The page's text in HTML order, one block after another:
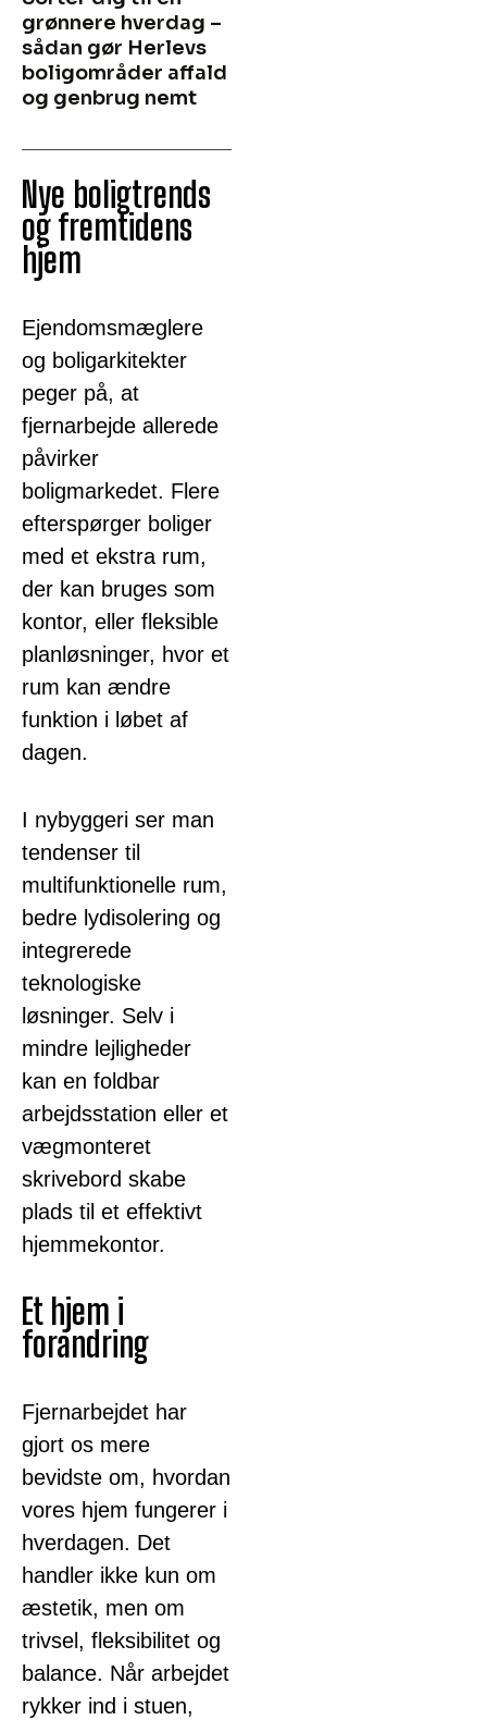
grønnere hverdag –
sådan gør Herlevs
boligområder affald
og genbrug nemt
Nye boligtrends
og fremtidens
hjem
Ejendomsmæglere
og boligarkitekter
peger på, at
fjernarbejde allerede
påvirker
boligmarkedet. Flere
efterspørger boliger
med et ekstra rum,
der kan bruges som
kontor, eller fleksible
planløsninger, hvor et
rum kan ændre
funktion i løbet af
dagen.
I nybyggeri ser man
tendenser til
multifunktionelle rum,
bedre lydisolering og
integrerede
teknologiske
løsninger. Selv i
mindre lejligheder
kan en foldbar
arbejdsstation eller et
vægmonteret
skrivebord skabe
plads til et effektivt
hjemmekontor.
Et hjem i
forandring
Fjernarbejdet har
gjort os mere
bevidste om, hvordan
vores hjem fungerer i
hverdagen. Det
handler ikke kun om
æstetik, men om
trivsel, fleksibilitet og
balance. Når arbejdet
rykker ind i stuen,